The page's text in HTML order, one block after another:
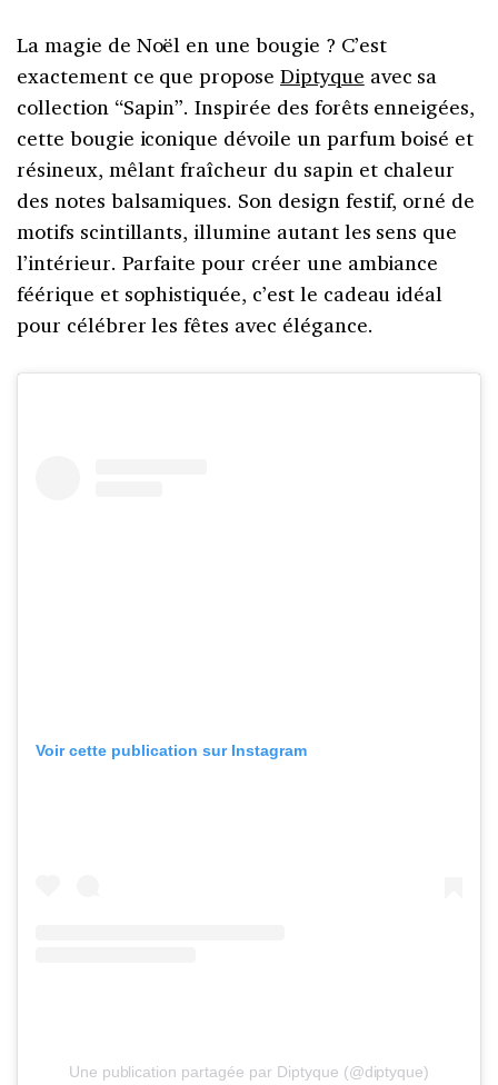
La magie de Noël en une bougie ? C’est
exactement ce que proposeDiptyque avec sa
collection “Sapin”. Inspirée des forêts enneigées,
cette bougie iconique dévoile un parfum boisé et
résineux, mêlant fraîcheur du sapin et chaleur
des notes balsamiques. Son design festif, orné de
motifs scintillants, illumine autant les sens que
l’intérieur. Parfaite pour créer une ambiance
féérique et sophistiquée, c’est le cadeau idéal
pour célébrer les fêtes avec élégance.
Voir cette publication sur Instagram
Une publication partagée par Diptyque (@diptyque)